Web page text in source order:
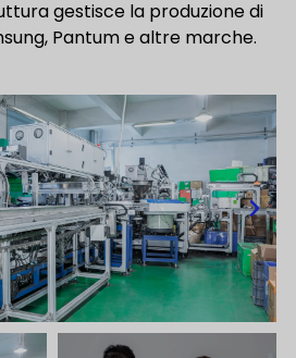
gestisce la produzione di
Pantum e altre marche.